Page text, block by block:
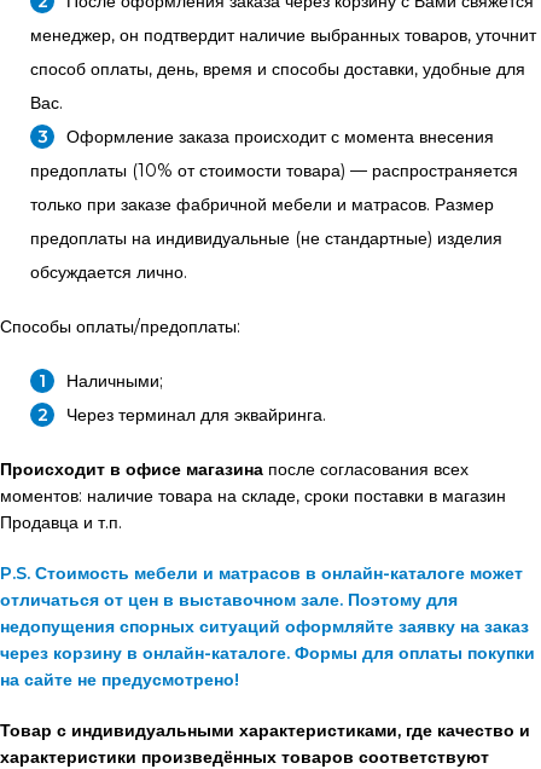
менеджер, он подтвердит наличие выбранных товаров, уточнит
способ оплаты, день, время и способы доставки, удобные для
Вас.
Оформление заказа происходит с момента внесения
предоплаты (10% от стоимости товара) — распространяется
только при заказе фабричной мебели и матрасов. Размер
предоплаты на индивидуальные (не стандартные) изделия
обсуждается лично.
Способы оплаты/предоплаты:
Наличными;
Через терминал для эквайринга.
Происходит в офисе магазина после согласования всех
моментов: наличие товара на складе, сроки поставки в магазин
Продавца и т.п.
P.S. Стоимость мебели и матрасов в онлайн-каталоге может
отличаться от цен в выставочном зале. Поэтому для
недопущения спорных ситуаций оформляйте заявку на заказ
через корзину в онлайн-каталоге. Формы для оплаты покупки
на сайте не предусмотрено!
Товар с индивидуальными характеристиками, где качество и
характеристики произведённых товаров соответствуют